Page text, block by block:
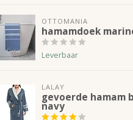
OTTOMANIA
hamamdoek
Leverbaar
LALAY
gevoerde hamam
navy